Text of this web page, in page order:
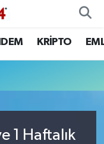
KRİPTO
1 Haftalık